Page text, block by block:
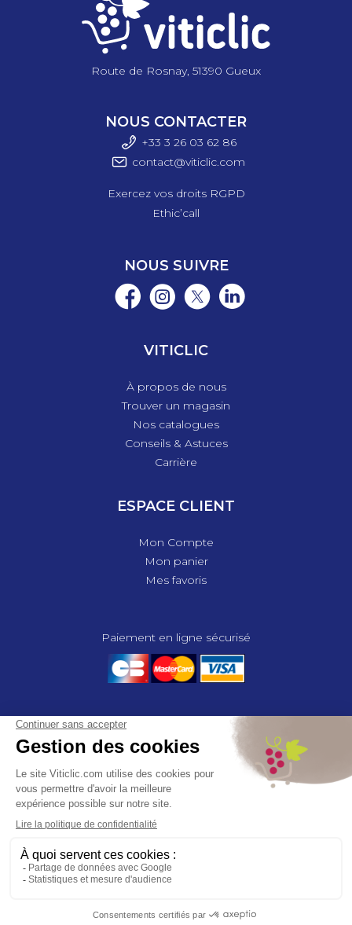
Route de Rosnay, 51390 Gueux
NOUS CONTACTER
+33 3 26 03 62 86
contact@viticlic.com
Exercez vos droits RGPD
Ethic’call
NOUS SUIVRE
VITICLIC
À propos de nous
Trouver un magasin
Nos catalogues
Conseils & Astuces
Carrière
ESPACE CLIENT
Mon Compte
Mon panier
Mes favoris
Paiement en ligne sécurisé
© 2025 - GROUPE COMPAS, TOUS DROITS RÉSERVÉS.
MENTIONS LÉGALES
CGV
POLITIQUE DE CONFIDENTIALITÉ
COMPAS, à travers ses métiers de négociant et distributeur répond aux
horticulteurs, dans le domaine des espaces verts, des collectivités et des
particuliers. Le service développement de COMPAS travaille en
partenariat étroit avec le monde agricole et viticole pour mettre au point,
tester et proposer à ses clients les solutions les mieux adaptées. Agrément